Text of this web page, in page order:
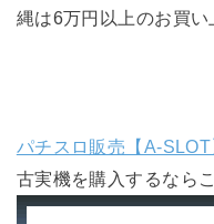
縄は6万円以上のお買
パチスロ販売【A-SLOT
古実機を購入するなら